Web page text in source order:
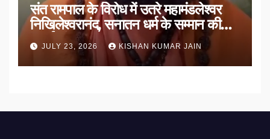
संत रामपाल के विरोध में उतरे महामंडलेश्वर
निखिलेश्वरानंद, सनातन धर्म के सम्मान की
उठाई मांग
JULY 23, 2026 KISHAN KUMAR JAIN